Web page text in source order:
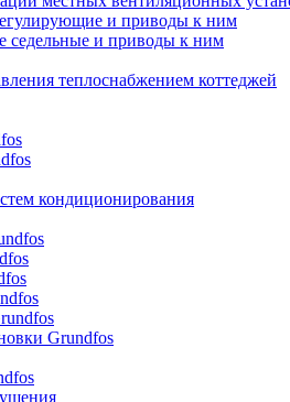
и приводы к ним
седельные и приводы к ним
теплоснабжением коттеджей
кондиционирования
Grundfos